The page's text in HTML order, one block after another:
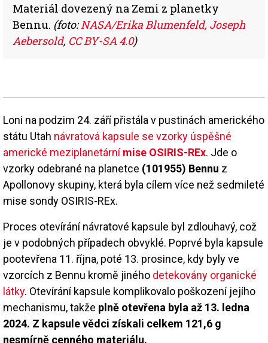
Materiál dovezený na Zemi z planetky
Bennu. (foto:NASA/Erika Blumenfeld, Joseph
Aebersold, CC BY-SA 4.0)
Loni na podzim 24. září přistála v pustinách amerického
státu Utah návratová kapsule se vzorky úspěšné
americké meziplanetárnímise OSIRIS-REx. Jde o
vzorky odebrané na planetce (101955) Bennu z
Apollonovy skupiny, která byla cílem více než sedmileté
mise sondy OSIRIS-REx.
Proces otevírání návratové kapsule byl zdlouhavý, což
je v podobných případech obvyklé. Poprvé byla kapsule
pootevřena 11. října, poté 13. prosince, kdy byly ve
vzorcích z Bennu kromě jiného detekovány organické
látky. Otevírání kapsule komplikovalo poškození jejího
mechanismu, takže plně otevřena byla až 13. ledna
2024. Z kapsule vědci získali celkem 121,6 g
nesmírně cenného materiálu.